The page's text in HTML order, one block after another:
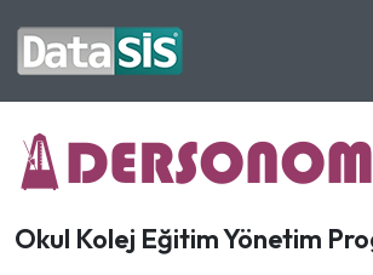
Okul Kolej Eğitim Yönetim